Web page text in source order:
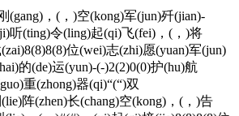
，(，)空(kong)军(jun)歼(jian)-
听(ting)令(ling)起(qi)飞(fei)，(，)将
位(wei)志(zhi)愿(yuan)军(jun)
的(de)运(yun)-(-)2(2)0(0)护(hu)航
重(zhong)器(qi)“(“)双
(lie)阵(zhen)长(chang)空(kong)，(，)告